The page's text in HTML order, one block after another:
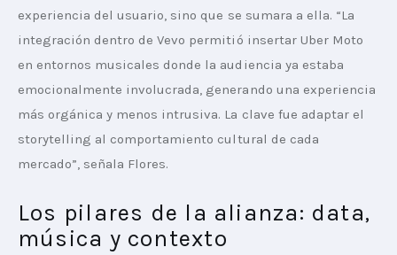
experiencia del usuario, sino que se sumara a ella. “La
integración dentro de Vevo permitió insertar Uber Moto
en entornos musicales donde la audiencia ya estaba
emocionalmente involucrada, generando una experiencia
más orgánica y menos intrusiva. La clave fue adaptar el
storytelling al comportamiento cultural de cada
mercado”, señala Flores.
Los pilares de la alianza: data,
música y contexto